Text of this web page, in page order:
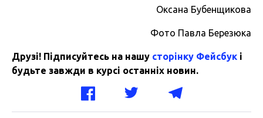
Оксана Бубенщикова
Фото Павла Березюка
Друзі! Підписуйтесь на нашу сторінку Фейсбук і
будьте завжди в курсі останніх новин.